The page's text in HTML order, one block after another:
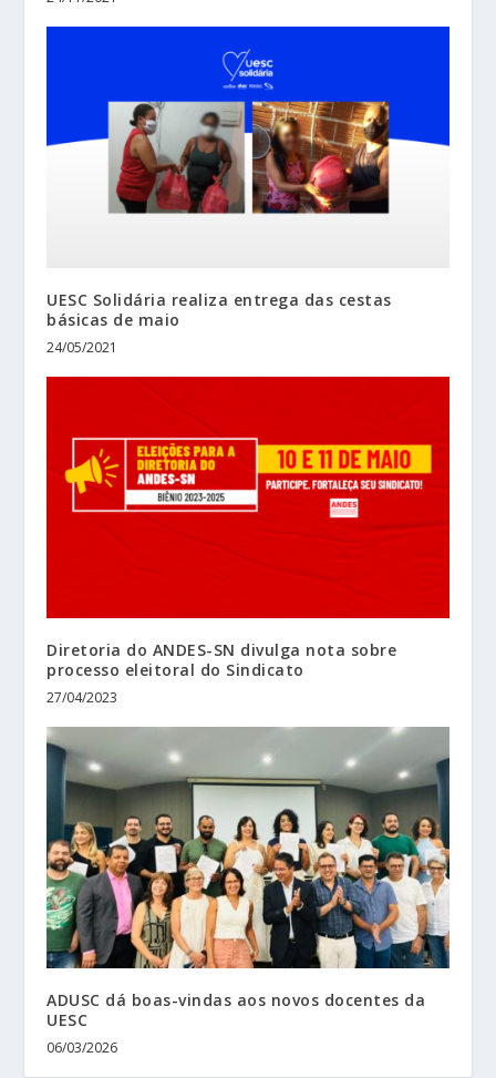
UESC Solidária realiza entrega das cestas
básicas de maio
24/05/2021
Diretoria do ANDES-SN divulga nota sobre
processo eleitoral do Sindicato
27/04/2023
ADUSC dá boas-vindas aos novos docentes da
UESC
06/03/2026